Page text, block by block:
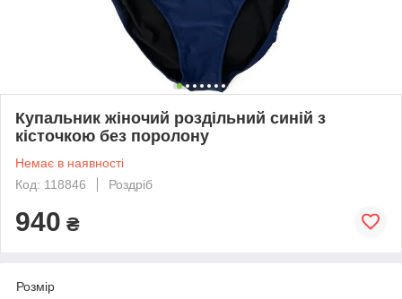
Купальник жіночий роздільний синій з
кісточкою без поролону
Немає в наявності
Код: 118846
Роздріб
940 ₴
Розмір